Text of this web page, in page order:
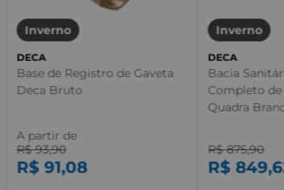
Inverno
DECA
Base de Registro de Gaveta
Deca Bruto
A partir de
R$ 93,90
R$ 91,08
Inverno
DECA
Bacia
Completo
Quadra
R$ 875,90
R$ 849,